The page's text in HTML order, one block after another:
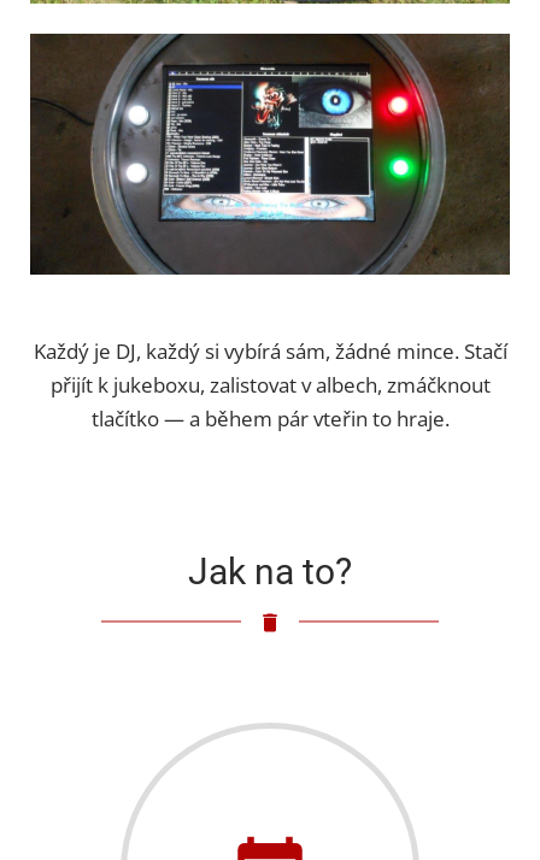
Každý je DJ, každý si vybírá sám, žádné mince. Stačí
přijít k jukeboxu, zalistovat v albech, zmáčknout
tlačítko — a během pár vteřin to hraje.
Jak na to?